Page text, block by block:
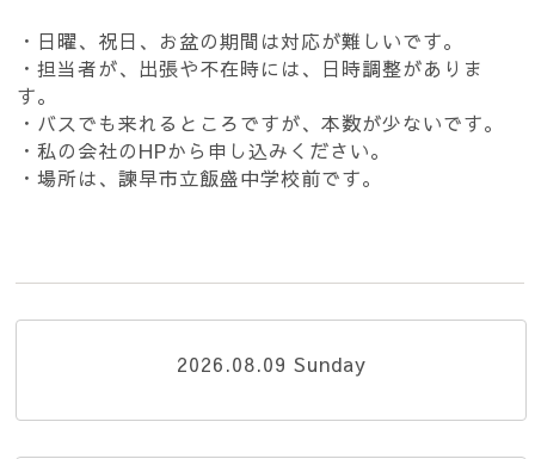
・日曜、祝日、お盆の期間は対応が難しいです。
・担当者が、出張や不在時には、日時調整がありま
す。
・バスでも来れるところですが、本数が少ないです。
・私の会社のHPから申し込みください。
・場所は、諫早市立飯盛中学校前です。
2026.08.09 Sunday